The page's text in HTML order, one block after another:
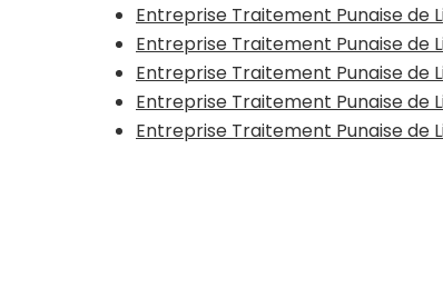
Entreprise Traitement Punaise de
Entreprise Traitement Punaise de
Entreprise Traitement Punaise de
Entreprise Traitement Punaise de
Entreprise Traitement Punaise de